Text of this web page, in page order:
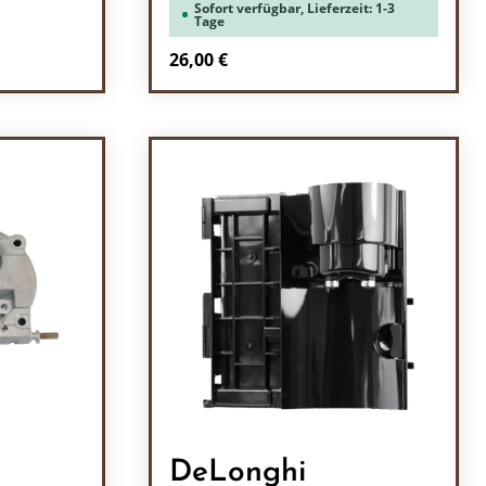
Sofort verfügbar, Lieferzeit: 1-3
Tage
Regulärer Preis:
26,00 €
DeLonghi